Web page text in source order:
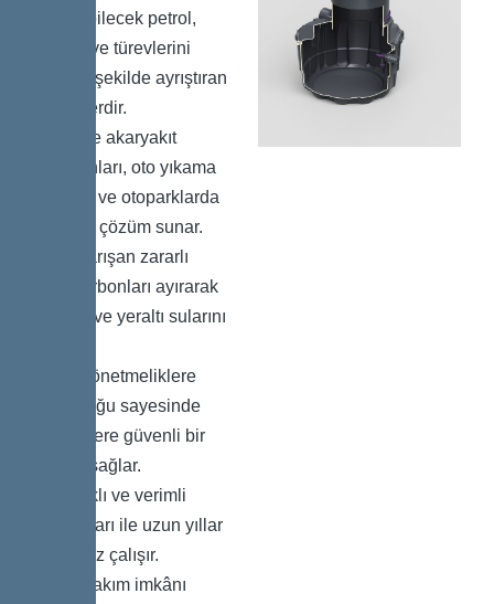
bulunabilecek petrol,
benzin ve türevlerini
güvenli şekilde ayrıştıran
sistemlerdir.
Özellikle akaryakıt
istasyonları, oto yıkama
tesisleri ve otoparklarda
etkin bir çözüm sunar.
Suya karışan zararlı
hidrokarbonları ayırarak
çevreyi ve yeraltı sularını
Yasal yönetmeliklere
uygunluğu sayesinde
işletmelere güvenli bir
altyapı sağlar.
Dayanıklı ve verimli
tasarımları ile uzun yıllar
sorunsuz çalışır.
Kolay bakım imkânı